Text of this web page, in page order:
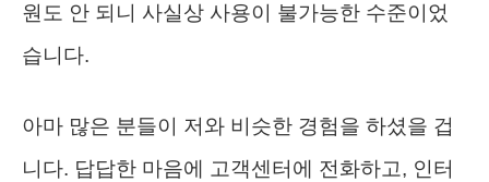
원도 안 되니 사실상 사용이 불가능한 수준이었
습니다.
아마 많은 분들이 저와 비슷한 경험을 하셨을 겁
니다. 답답한 마음에 고객센터에 전화하고, 인터